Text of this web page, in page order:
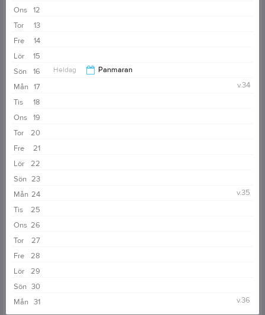
12
Ons
13
Tor
14
Fre
15
Lör
16
Sön Heldag
Panmaran
17
Mån
v.34
18
Tis
19
Ons
20
Tor
21
Fre
22
Lör
23
Sön
24
Mån
v.35
25
Tis
26
Ons
27
Tor
28
Fre
29
Lör
30
Sön
31
Mån v.36